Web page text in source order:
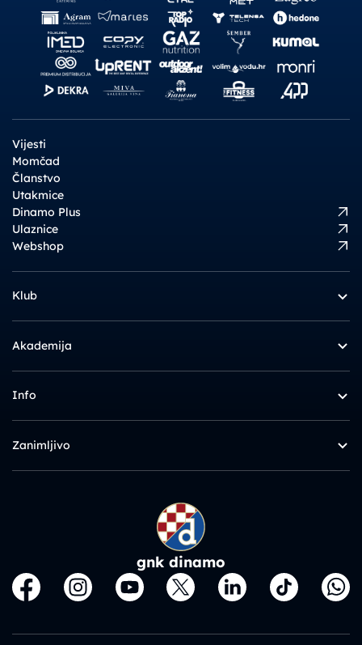
Vijesti
Momčad
Članstvo
Utakmice
Dinamo Plus
Ulaznice
Webshop
Klub
Akademija
Info
Zanimljivo
gnk dinamo